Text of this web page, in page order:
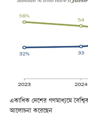
একাধিক দেশের গণমাধ্যমে
আলোচনা করেছেন